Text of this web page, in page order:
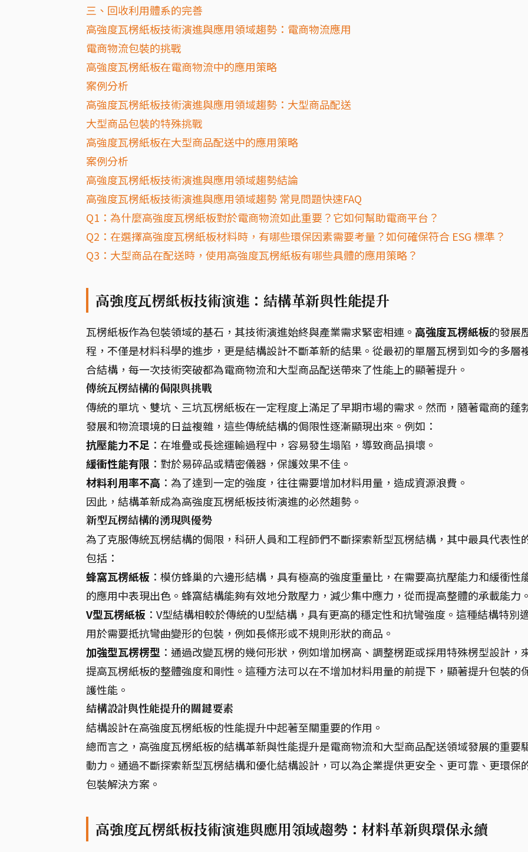
三、回收利用體系的完善
高強度瓦楞紙板技術演進與應用領域趨勢：電商物流應用
電商物流包裝的挑戰
高強度瓦楞紙板在電商物流中的應用策略
案例分析
高強度瓦楞紙板技術演進與應用領域趨勢：大型商品配送
大型商品包裝的特殊挑戰
高強度瓦楞紙板在大型商品配送中的應用策略
案例分析
高強度瓦楞紙板技術演進與應用領域趨勢結論
高強度瓦楞紙板技術演進與應用領域趨勢 常見問題快速FAQ
Q1：為什麼高強度瓦楞紙板對於電商物流如此重要？它如何幫助電商平台？
Q2：在選擇高強度瓦楞紙板材料時，有哪些環保因素需要考量？如何確保符合 ESG 標準？
Q3：大型商品在配送時，使用高強度瓦楞紙板有哪些具體的應用策略？
高強度瓦楞紙板技術演進：結構革新與性能提升
瓦楞紙板作為包裝領域的基石，其技術演進始終與產業需求緊密相連。 高強度瓦楞紙板的發展
程，不僅是材料科學的進步，更是結構設計不斷革新的結果。從最初的單層瓦楞到如今的多層
合結構，每一次技術突破都為電商物流和大型商品配送帶來了性能上的顯著提升。
傳統瓦楞結構的侷限與挑戰
傳統的單坑、雙坑、三坑瓦楞紙板在一定程度上滿足了早期市場的需求。然而，隨著電商的蓬
發展和物流環境的日益複雜，這些傳統結構的侷限性逐漸顯現出來。例如：
抗壓能力不足 ：在堆疊或長途運輸過程中，容易發生塌陷，導致商品損壞。
緩衝性能有限 ：對於易碎品或精密儀器，保護效果不佳。
材料利用率不高 ：為了達到一定的強度，往往需要增加材料用量，造成資源浪費。
因此，結構革新成為高強度瓦楞紙板技術演進的必然趨勢。
新型瓦楞結構的湧現與優勢
為了克服傳統瓦楞結構的侷限，科研人員和工程師們不斷探索新型瓦楞結構，其中最具代表性
包括：
蜂窩瓦楞紙板 ：模仿蜂巢的六邊形結構，具有極高的強度重量比，在需要高抗壓能力和緩衝性
的應用中表現出色。蜂窩結構能夠有效地分散壓力，減少集中應力，從而提高整體的承載能力。
V型瓦楞紙板 ：V型結構相較於傳統的U型結構，具有更高的穩定性和抗彎強度。這種結構特別
用於需要抵抗彎曲變形的包裝，例如長條形或不規則形狀的商品。
加強型瓦楞楞型 ：通過改變瓦楞的幾何形狀，例如增加楞高、調整楞距或採用特殊楞型設計，
提高瓦楞紙板的整體強度和剛性。這種方法可以在不增加材料用量的前提下，顯著提升包裝的
護性能。
結構設計與性能提升的關鍵要素
結構設計在高強度瓦楞紙板的性能提升中起著至關重要的作用。
總而言之，高強度瓦楞紙板的結構革新與性能提升是電商物流和大型商品配送領域發展的重要
動力。通過不斷探索新型瓦楞結構和優化結構設計，可以為企業提供更安全、更可靠、更環保
包裝解決方案。
高強度瓦楞紙板技術演進與應用領域趨勢：材料革新與環保永續